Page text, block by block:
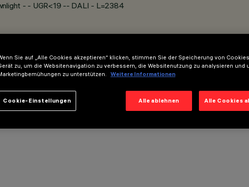
- - UGR<19 -- DALI - L=2384
Sie auf „Alle Cookies akzeptieren“ klicken, stimmen Sie der Speicherung von
zu, um die Websitenavigation zu verbessern, die Websitenutzung zu analysieren und
zu unterstützen.
Weitere Informationen
Alle ablehnen Alle Cookies
Cookie-Einstellungen